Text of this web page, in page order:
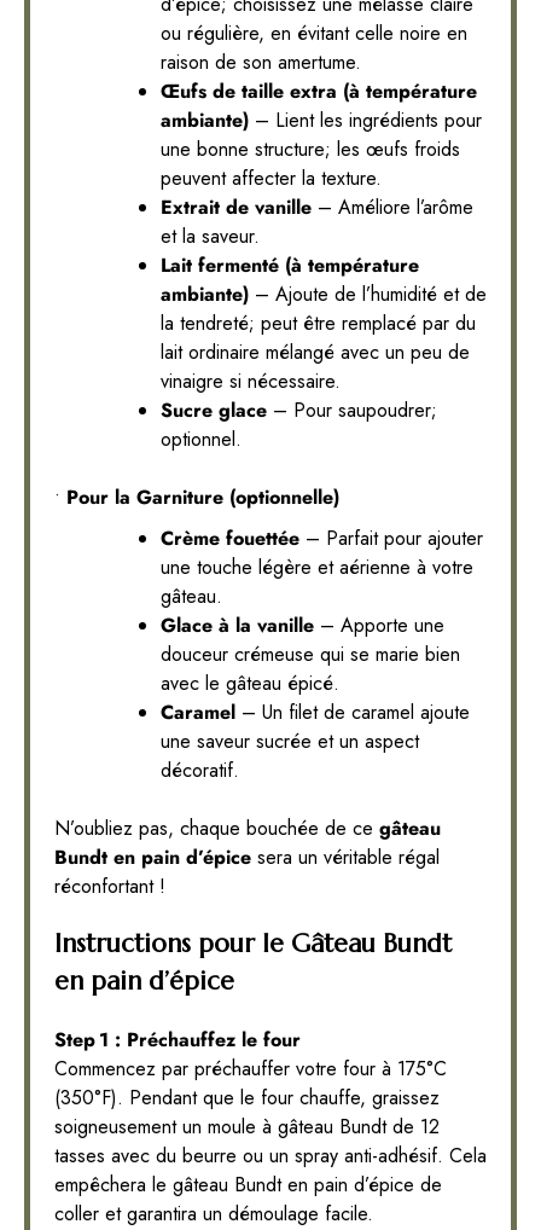
ou régulière, en évitant celle noire en
raison de son amertume.
Œufs de taille extra (à température
ambiante) – Lient les ingrédients pour
une bonne structure; les œufs froids
peuvent affecter la texture.
Extrait de vanille – Améliore l’arôme
et la saveur.
Lait fermenté (à température
ambiante) – Ajoute de l’humidité et de
la tendreté; peut être remplacé par du
lait ordinaire mélangé avec un peu de
vinaigre si nécessaire.
Sucre glace – Pour saupoudrer;
optionnel.
• Pour la Garniture (optionnelle)
Crème fouettée – Parfait pour ajouter
une touche légère et aérienne à votre
gâteau.
Glace à la vanille – Apporte une
douceur crémeuse qui se marie bien
avec le gâteau épicé.
Caramel – Un filet de caramel ajoute
une saveur sucrée et un aspect
décoratif.
N’oubliez pas, chaque bouchée de ce gâteau
Bundt en pain d’épice sera un véritable régal
réconfortant !
Instructions pour le Gâteau Bundt
en pain d’épice
Step 1 : Préchauffez le four
Commencez par préchauffer votre four à 175°C
(350°F). Pendant que le four chauffe, graissez
soigneusement un moule à gâteau Bundt de 12
tasses avec du beurre ou un spray anti-adhésif. Cela
empêchera le gâteau Bundt en pain d’épice de
coller et garantira un démoulage facile.